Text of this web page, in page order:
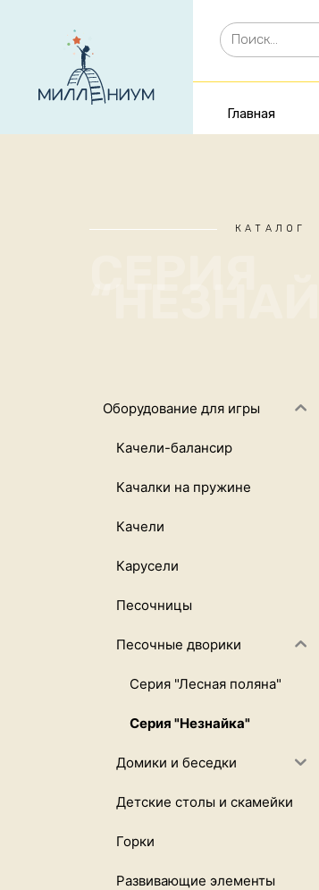
Главная
КАТАЛОГ
Оборудование для игры
Качели-балансир
Качалки на пружине
Качели
Карусели
Песочницы
Песочные дворики
Серия "Лесная поляна"
Серия "Незнайка"
Домики и беседки
Детские столы и скамейки
Горки
Развивающие элементы